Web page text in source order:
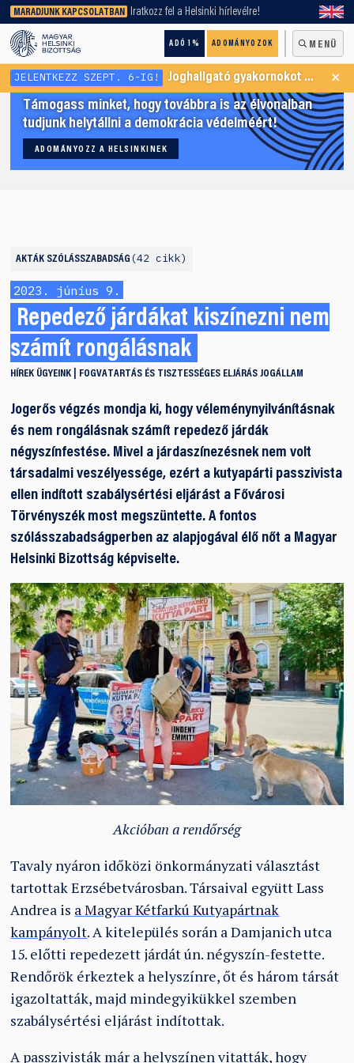
MARADJUNK KAPCSOLATBAN Iratkozz fel a Helsinki hírlevélre!
ADÓ 1% ADOMÁNYOZOK MENÜ
keresőnket!
JELENTKEZZ SZEPT. 6-IG! Joghallgató gyakornokot keresünk Menekültügyi Programunkba ×
Támogass minket, hogy továbbra is az élvonalban
tudjunk helytállni a demokrácia védelméért!
ADOMÁNYOZZ A HELSINKINEK
AKTÁK SZÓLÁSSZABADSÁG 42 cikk
2023. június 9.
Repedező járdákat kiszínezni nem
számít rongálásnak
HÍREK ÜGYEINK FOGVATARTÁS ÉS TISZTESSÉGES ELJÁRÁS JOGÁLLAM
Jogerős végzés mondja ki, hogy véleménynyilvánításnak
és nem rongálásnak számít repedező járdák
négyszínfestése. Mivel a járdaszínezésnek nem volt
társadalmi veszélyessége, ezért a kutyapárti passzivista
ellen indított szabálysértési eljárást a Fővárosi
Törvényszék most megszüntette. A fontos
szólásszabadságperben az alapjogával élő nőt a Magyar
Helsinki Bizottság képviselte.
Akcióban a rendőrség
Tavaly nyáron időközi önkormányzati választást
tartottak Erzsébetvárosban. Társaival együtt Lass
Andrea is a Magyar Kétfarkú Kutyapártnak
kampányolt. A kitelepülés során a Damjanich utca
15. előtti repedezett járdát ún. négyszín-festette.
Rendőrök érkeztek a helyszínre, őt és három társát
igazoltatták, majd mindegyikükkel szemben
szabálysértési eljárást indítottak.
A passzivisták már a helyszínen vitatták, hogy